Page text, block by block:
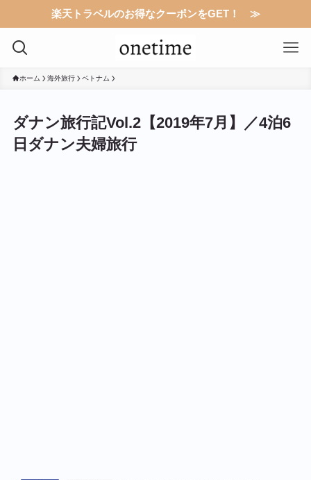
楽天トラベルのお得なクーポンをGET！ ≫
ホーム 海外旅行 ベトナム
ダナン旅行記Vol.2【2019年7月】／4泊6
日ダナン夫婦旅行